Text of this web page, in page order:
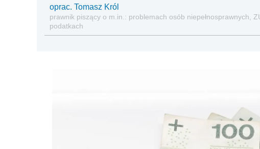
oprac. Tomasz Król
prawnik piszący o m.in.: problemach osób niepełnosprawnych,
podatkach